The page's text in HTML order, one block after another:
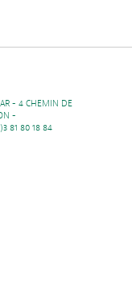
- 4 CHEMIN DE
-
81 80 18 84